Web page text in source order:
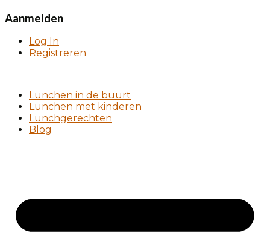
Aanmelden
Log In
Registreren
Lunchen in de buurt
Lunchen met kinderen
Lunchgerechten
Blog